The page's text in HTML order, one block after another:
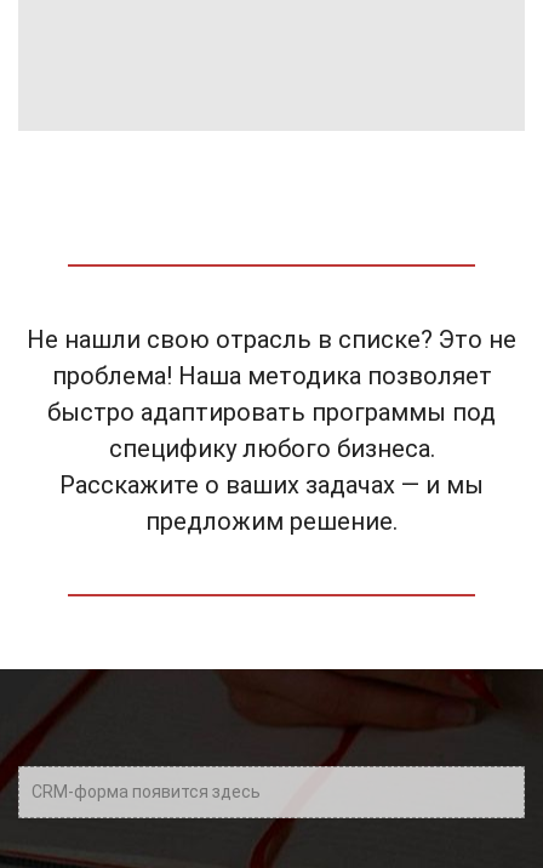
Не нашли свою отрасль в списке? Это не
проблема! Наша методика позволяет
быстро адаптировать программы под
специфику любого бизнеса.
Расскажите о ваших задачах — и мы
предложим решение.
CRM-форма появится здесь